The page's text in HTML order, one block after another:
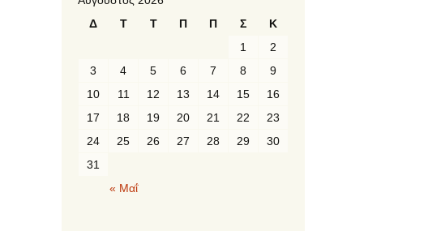
Δ
Τ Τ Π Π Σ Κ
« Μαΐ
1
2
3
4 5 6 7 8
9
10
11 12 13 14 15
16
17
18 19 20 21 22
23
24
25 26 27 28 29
30
31